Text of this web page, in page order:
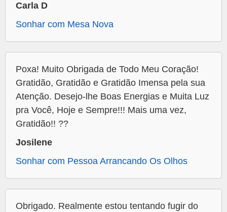
Carla D
Sonhar com Mesa Nova
Poxa! Muito Obrigada de Todo Meu Coração!
Gratidão, Gratidão e Gratidão Imensa pela sua
Atenção. Desejo-lhe Boas Energias e Muita Luz
pra Você, Hoje e Sempre!!! Mais uma vez,
Gratidão!! ??
Josilene
Sonhar com Pessoa Arrancando Os Olhos
Obrigado. Realmente estou tentando fugir do